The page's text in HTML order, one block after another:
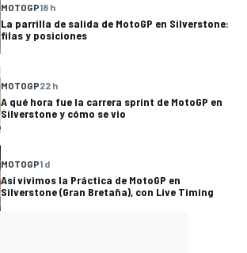
MOTOGP18 h
La parrilla de salida de MotoGP en Silverstone:
filas y posiciones
MOTOGP22 h
A qué hora fue la carrera sprint de MotoGP en
Silverstone y cómo se vio
MOTOGP1 d
Así vivimos la Práctica de MotoGP en
Silverstone (Gran Bretaña), con Live Timing